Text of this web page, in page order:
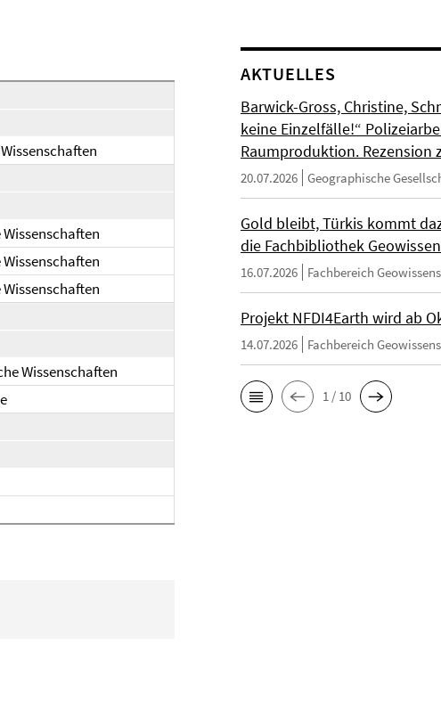
Wissenschaften
AKTUELLES
Barwick-Gross, Christine,
keine Einzelfälle!“
Raumproduktion. Rezension
20.07.2026 Geographische
Gold bleibt, Türkis kommt
die Fachbibliothek
16.07.2026 Fachbereich
Projekt NFDI4Earth wird ab
14.07.2026 Fachbereich
1 / 10